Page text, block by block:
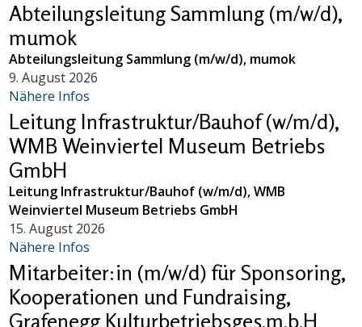
Abteilungsleitung Sammlung (m/w/d),
mumok
Abteilungsleitung Sammlung (m/w/d), mumok
9. August 2026
Nähere Infos
Leitung Infrastruktur/Bauhof (w/m/d),
WMB Weinviertel Museum Betriebs
GmbH
Leitung Infrastruktur/Bauhof (w/m/d), WMB
Weinviertel Museum Betriebs GmbH
15. August 2026
Nähere Infos
Mitarbeiter:in (m/w/d) für Sponsoring,
Kooperationen und Fundraising,
Grafenegg Kulturbetriebsges.m.b.H